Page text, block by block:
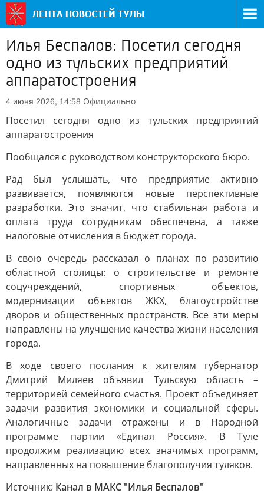
Илья Беспалов: Посетил сегодня
одно из тульских предприятий
аппаратостроения
4 июня 2026, 14:58 Официально
Посетил сегодня одно из тульских предприятий
аппаратостроения
Пообщался с руководством конструкторского бюро.
Рад был услышать, что предприятие активно
развивается, появляются новые перспективные
разработки. Это значит, что стабильная работа и
оплата труда сотрудникам обеспечена, а также
налоговые отчисления в бюджет города.
В свою очередь рассказал о планах по развитию
областной столицы: о строительстве и ремонте
соцучреждений, спортивных объектов,
модернизации объектов ЖКХ, благоустройстве
дворов и общественных пространств. Все эти меры
направлены на улучшение качества жизни населения
города.
В ходе своего послания к жителям губернатор
Дмитрий Миляев объявил Тульскую область –
территорией семейного счастья. Проект объединяет
задачи развития экономики и социальной сферы.
Аналогичные задачи отражены и в Народной
программе партии «Единая Россия». В Туле
продолжим реализацию всех значимых программ,
направленных на повышение благополучия туляков.
Источник: Канал в МАКС "Илья Беспалов"